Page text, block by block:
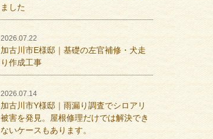
ました
2026.07.22
加古川市E様邸｜基礎の左官補修・犬走
り作成工事
2026.07.14
加古川市Y様邸｜雨漏り調査でシロアリ
被害を発見。屋根修理だけでは解決でき
ないケースもあります。